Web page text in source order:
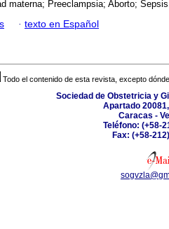
materna; Preeclampsia; Aborto;
· texto en Español
Todo el contenido de esta revista, excepto
Sociedad de Obstetricia y
Apartado
Caracas -
Teléfono: (+58-
Fax: (+58-